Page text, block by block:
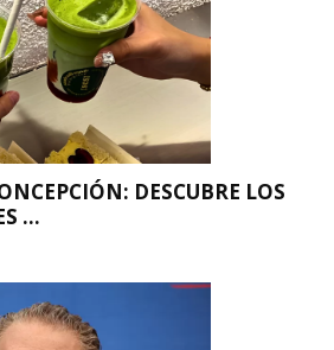
DESCUBRE LOS
...